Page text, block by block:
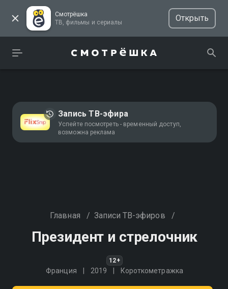
Смотрёшка
ТВ, фильмы и сериалы
Открыть
Запись ТВ-эфира
Успейте посмотреть - временный доступ,
возможна реклама
Главная / Записи ТВ-эфиров /
Президент и стрелочник
12+
Франция 2019 Короткометражка